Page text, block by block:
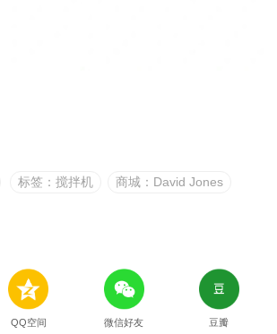
标签：搅拌机 商城：David Jones
QQ空间 微信好友 豆瓣